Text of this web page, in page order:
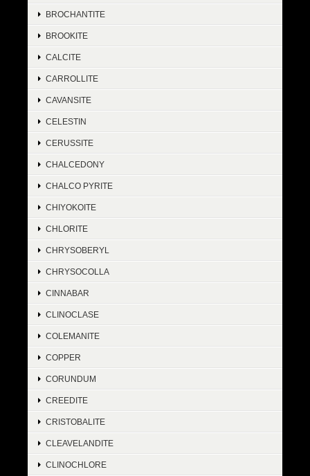
BROCHANTITE
BROOKITE
CALCITE
CARROLLITE
CAVANSITE
CELESTIN
CERUSSITE
CHALCEDONY
CHALCO PYRITE
CHIYOKOITE
CHLORITE
CHRYSOBERYL
CHRYSOCOLLA
CINNABAR
CLINOCLASE
COLEMANITE
COPPER
CORUNDUM
CREEDITE
CRISTOBALITE
CLEAVELANDITE
CLINOCHLORE